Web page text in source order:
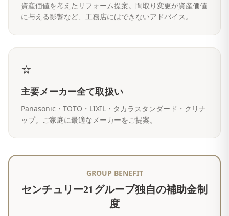
資産価値を考えたリフォーム提案。間取り変更が資産価値
に与える影響など、工務店にはできないアドバイス。
⭐
主要メーカー全て取扱い
Panasonic・TOTO・LIXIL・タカラスタンダード・クリナ
ップ。ご家庭に最適なメーカーをご提案。
GROUP BENEFIT
センチュリー21グループ独自の補助金制
度